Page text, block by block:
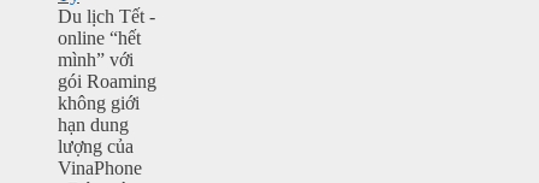
Du lịch Tết -
online “hết
mình” với
gói Roaming
không giới
hạn dung
lượng của
VinaPhone